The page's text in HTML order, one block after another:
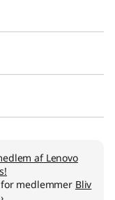
af Lenovo
medlemmer Bliv